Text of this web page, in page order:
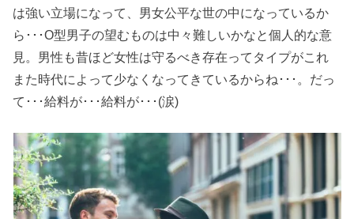
は強い立場になって、男女公平な世の中になっているか
ら･･･O型男子の望むものは中々難しいかなと個人的な意
見。男性も昔ほど女性は守るべき存在ってタイプがこれ
また時代によって少なくなってきているからね･･･。だっ
て･･･給料が･･･給料が･･･(涙)